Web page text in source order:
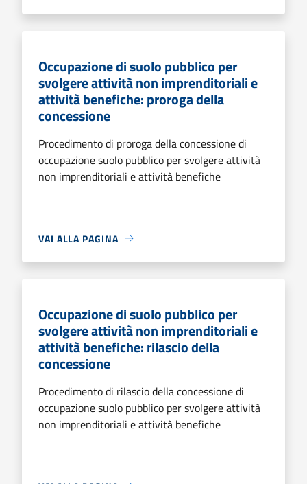
Occupazione di suolo pubblico per
svolgere attività non imprenditoriali e
attività benefiche: proroga della
concessione
Procedimento di proroga della concessione di
occupazione suolo pubblico per svolgere attività
non imprenditoriali e attività benefiche
VAI ALLA PAGINA
Occupazione di suolo pubblico per
svolgere attività non imprenditoriali e
attività benefiche: rilascio della
concessione
Procedimento di rilascio della concessione di
occupazione suolo pubblico per svolgere attività
non imprenditoriali e attività benefiche